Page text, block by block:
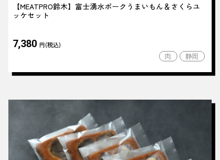
【MEATPRO鈴木】富士湧水ポークうまいもん＆さくらユ
ッケセット
7,380 円(税込)
肉 静岡